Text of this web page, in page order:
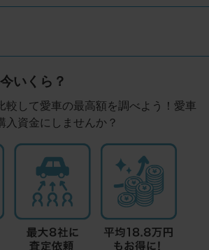
いくら？
較して愛車の最高額を調べよう！愛車
入資金にしませんか？